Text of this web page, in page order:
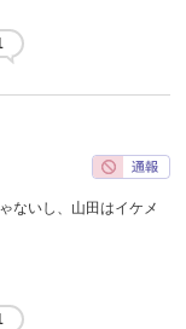
ないし、山田はイケメ